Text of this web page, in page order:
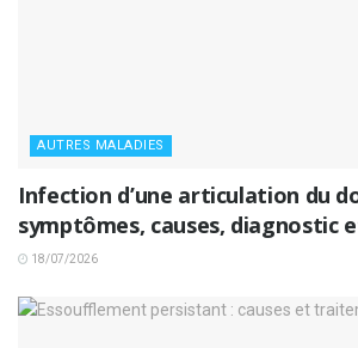
AUTRES MALADIES
Infection d’une articulation du
symptômes, causes, diagnostic
18/07/2026